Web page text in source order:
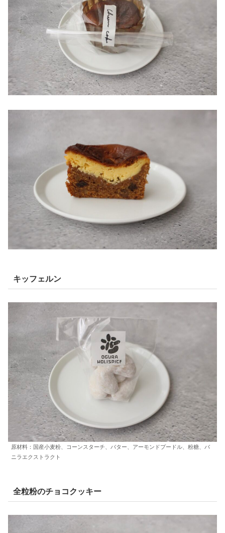
キッフェルン
原材料：国産小麦粉、コーンスターチ、バター、アーモンドプードル、粉糖、バ
ニラエクストラクト
全粒粉のチョコクッキー